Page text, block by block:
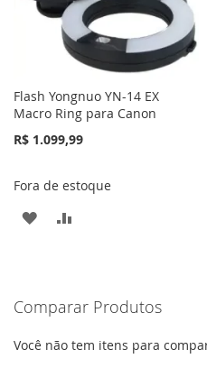
Flash Yongnuo YN-14 EX
Macro Ring para Canon
R$ 1.099,99
Fora de estoque
ADICIONAR
DE
DESEJOS
Comparar Produtos
Você não tem itens para